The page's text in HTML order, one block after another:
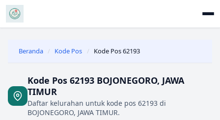
Beranda / Kode Pos / Kode Pos 62193
Kode Pos 62193 BOJONEGORO, JAWA
TIMUR
Daftar kelurahan untuk kode pos 62193 di
BOJONEGORO, JAWA TIMUR.